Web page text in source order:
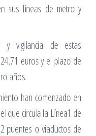
sus líneas de metro y
y vigilancia de estas
euros y el plazo de
años.
han comenzado en
que circula la Línea1 de
puentes o viaductos de